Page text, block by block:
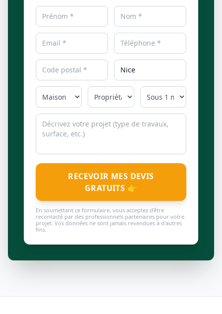
RECEVOIR MES DEVIS
GRATUITS 👉
En soumettant ce formulaire, vous acceptez d'être
recontacté par des professionnels partenaires pour votre
projet. Vos données ne sont jamais revendues à d'autres
fins.